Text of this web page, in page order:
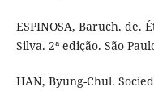
ESPINOSA, Baruch. de.
Silva. 2ª edição. São
HAN, Byung-Chul.